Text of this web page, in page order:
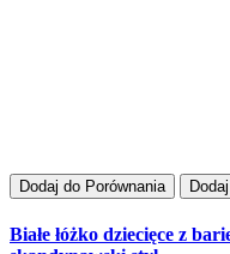
Dodaj do Porównania
Białe łóżko dziecięce z